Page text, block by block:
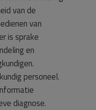
van de
van
is sprake
en
personeel.
diagnose.